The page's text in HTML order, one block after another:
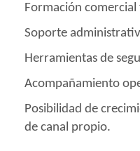
Formación
Soporte
Herramientas de
Acompañamiento
Posibilidad de
de canal propio.